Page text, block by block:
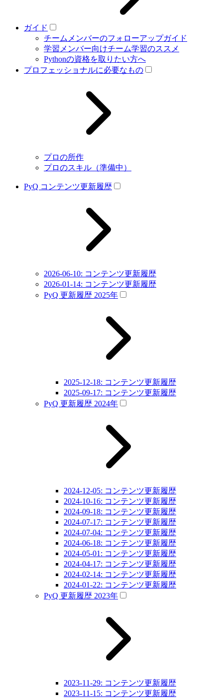
ガイド
チームメンバーのフォローアップガイド
学習メンバー向けチーム学習のススメ
Pythonの資格を取りたい方へ
プロフェッショナルに必要なもの
プロの所作
プロのスキル（準備中）
PyQ コンテンツ更新履歴
2026-06-10: コンテンツ更新履歴
2026-01-14: コンテンツ更新履歴
PyQ 更新履歴 2025年
2025-12-18: コンテンツ更新履歴
2025-09-17: コンテンツ更新履歴
PyQ 更新履歴 2024年
2024-12-05: コンテンツ更新履歴
2024-10-16: コンテンツ更新履歴
2024-09-18: コンテンツ更新履歴
2024-07-17: コンテンツ更新履歴
2024-07-04: コンテンツ更新履歴
2024-06-18: コンテンツ更新履歴
2024-05-01: コンテンツ更新履歴
2024-04-17: コンテンツ更新履歴
2024-02-14: コンテンツ更新履歴
2024-01-22: コンテンツ更新履歴
PyQ 更新履歴 2023年
2023-11-29: コンテンツ更新履歴
2023-11-15: コンテンツ更新履歴